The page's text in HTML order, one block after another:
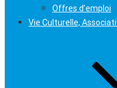
Offres d’emploi
Vie Culturelle,